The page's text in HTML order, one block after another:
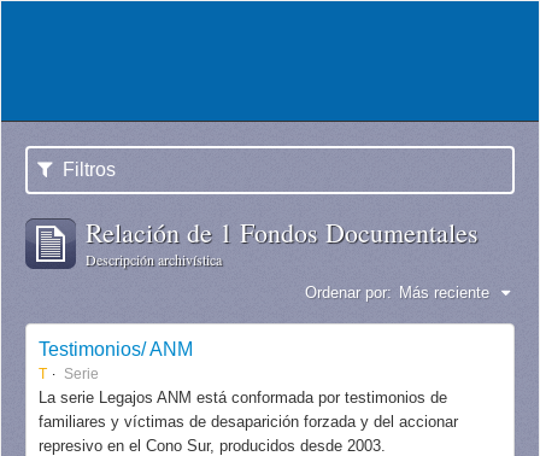
Filtros
Relación de 1 Fondos Documentales
Descripción archivística
Ordenar por: Más reciente
Testimonios/ ANM
T Serie
La serie Legajos ANM está conformada por testimonios de
familiares y víctimas de desaparición forzada y del accionar
represivo en el Cono Sur, producidos desde 2003.